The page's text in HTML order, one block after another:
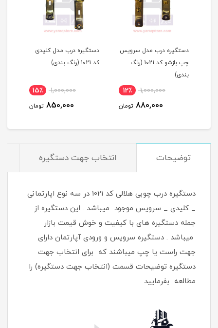
دستگیره درب مدل سرویس
چپ بازشو کد 1021 (رنگ
بندی)
1,000,000 12٪
880,000 تومان
دستگیره درب مدل کلیدی
کد 1021 (رنگ بندی)
1,000,000 15٪
850,000 تومان
توضیحات انتخاب جهت دستگیره
دستگیره درب چوبی هلالی کد 1021 در سه نوع اپارتمانی
_ کلیدی _ سرویس موجود میباشد . این دستگیره از
جمله دستگیره های با کیفیت و خوش قیمت بازار
میباشد . دستگیره سرویس و ورودی آپارتمان دارای
جهت راست یا چپ میباشند که برای انتخاب جهت
دستگیره توضیحات قسمت (انتخاب جهت دستگیره) را
مطالعه بفرمایید .